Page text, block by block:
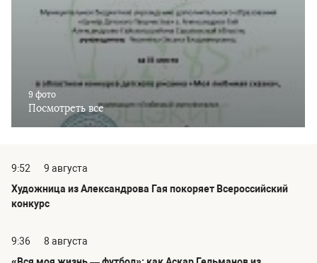
9 фото
Посмотреть все
9:52
9 августа
Художница из Александрова Гая покоряет Всероссийский
конкурс
9:36
8 августа